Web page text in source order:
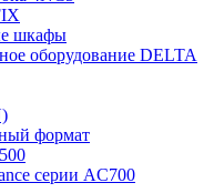
шкафы
оборудование DELTA
формат
серии AC700